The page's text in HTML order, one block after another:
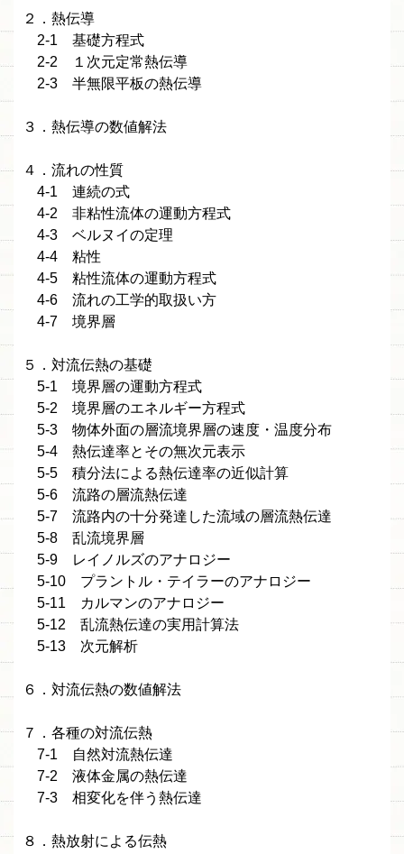
２．熱伝導
2-1 基礎方程式
2-2 １次元定常熱伝導
2-3 半無限平板の熱伝導
３．熱伝導の数値解法
４．流れの性質
4-1 連続の式
4-2 非粘性流体の運動方程式
4-3 ベルヌイの定理
4-4 粘性
4-5 粘性流体の運動方程式
4-6 流れの工学的取扱い方
4-7 境界層
５．対流伝熱の基礎
5-1 境界層の運動方程式
5-2 境界層のエネルギー方程式
5-3 物体外面の層流境界層の速度・温度分布
5-4 熱伝達率とその無次元表示
5-5 積分法による熱伝達率の近似計算
5-6 流路の層流熱伝達
5-7 流路内の十分発達した流域の層流熱伝達
5-8 乱流境界層
5-9 レイノルズのアナロジー
5-10 プラントル・テイラーのアナロジー
5-11 カルマンのアナロジー
5-12 乱流熱伝達の実用計算法
5-13 次元解析
６．対流伝熱の数値解法
７．各種の対流伝熱
7-1 自然対流熱伝達
7-2 液体金属の熱伝達
7-3 相変化を伴う熱伝達
８．熱放射による伝熱